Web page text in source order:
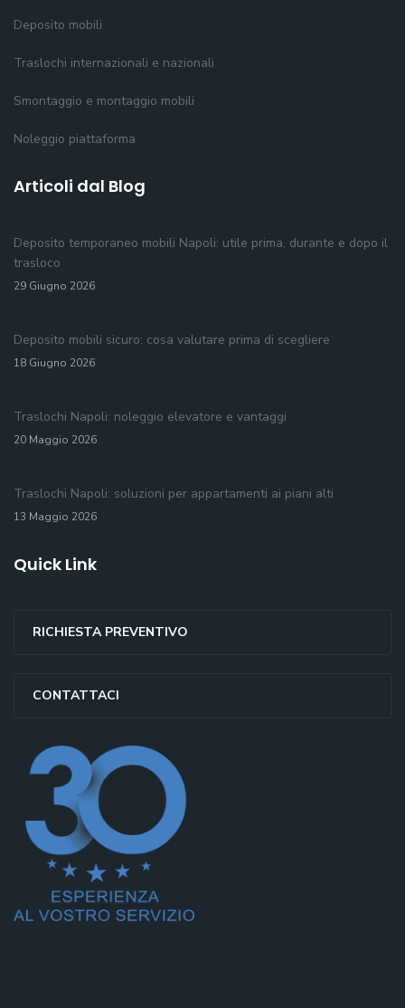
Deposito mobili
Traslochi internazionali e nazionali
Smontaggio e montaggio mobili
Noleggio piattaforma
Articoli dal Blog
Deposito temporaneo mobili Napoli: utile prima, durante e dopo il
trasloco
29 Giugno 2026
Deposito mobili sicuro: cosa valutare prima di scegliere
18 Giugno 2026
Traslochi Napoli: noleggio elevatore e vantaggi
20 Maggio 2026
Traslochi Napoli: soluzioni per appartamenti ai piani alti
13 Maggio 2026
Quick Link
RICHIESTA PREVENTIVO
CONTATTACI